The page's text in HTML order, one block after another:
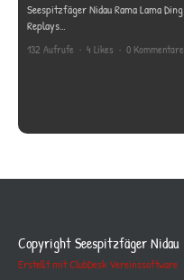
Seespitzfäger Nidau Rama Lama Ding Dong Rocky Sharpe & The
Replays
Produktion: twoinfocus.ch/
132 Aufrufe • 4 Likes • 0 Kommentare
Copyright Seespitzfäger Nidau
Erstellt mit ClubDesk Vereinssoftware